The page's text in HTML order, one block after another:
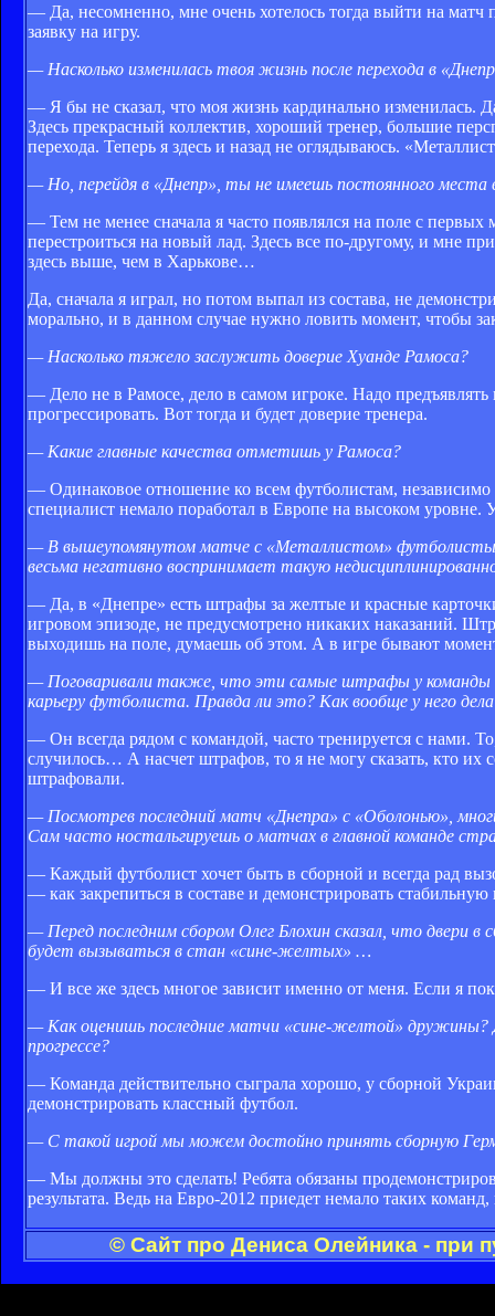
— Да, несомненно, мне очень хотелось тогда выйти на
заявку на игру.
— Насколько изменилась твоя жизнь после перехода в
— Я бы не сказал, что моя жизнь кардинально изменилась.
Здесь прекрасный коллектив, хороший тренер, большие
перехода. Теперь я здесь и назад не оглядываюсь.
— Но, перейдя в «Днепр», ты не имеешь постоянного места
— Тем не менее сначала я часто появлялся на поле с
перестроиться на новый лад. Здесь все по-другому, и мне
здесь выше, чем в Харькове…
Да, сначала я играл, но потом выпал из состава, не
морально, и в данном случае нужно ловить момент, чтобы
— Насколько тяжело заслужить доверие Хуанде Рамоса?
— Дело не в Рамосе, дело в самом игроке. Надо
прогрессировать. Вот тогда и будет доверие тренера.
— Какие главные качества отметишь у Рамоса?
— Одинаковое отношение ко всем футболистам, независимо
специалист немало поработал в Европе на высоком
— В вышеупомянутом матче с «Металлистом» футболисты
весьма негативно воспринимает такую
— Да, в «Днепре» есть штрафы за желтые и красные
игровом эпизоде, не предусмотрено никаких наказаний.
выходишь на поле, думаешь об этом. А в игре бывают
— Поговаривали также, что эти самые штрафы у команды
карьеру футболиста. Правда ли это? Как вообще у него
— Он всегда рядом с командой, часто тренируется с нами.
случилось… А насчет штрафов, то я не могу сказать, кто их
штрафовали.
— Посмотрев последний матч «Днепра» с «Оболонью»,
Сам часто ностальгируешь о матчах в главной команде
— Каждый футболист хочет быть в сборной и всегда рад
— как закрепиться в составе и демонстрировать
— Перед последним сбором Олег Блохин сказал, что двери
будет вызываться в стан «сине-желтых» …
— И все же здесь многое зависит именно от меня. Если я
— Как оценишь последние матчи «сине-желтой» дружины?
прогрессе?
— Команда действительно сыграла хорошо, у сборной
демонстрировать классный футбол.
— С такой игрой мы можем достойно принять сборную
— Мы должны это сделать! Ребята обязаны
результата. Ведь на Евро-2012 приедет немало таких
© Сайт про Дениса Олейника - при